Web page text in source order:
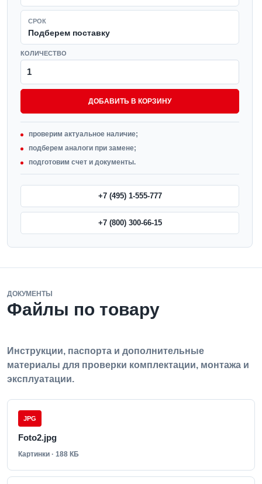
СРОК
Подберем поставку
КОЛИЧЕСТВО
ДОБАВИТЬ В КОРЗИНУ
проверим актуальное наличие;
подберем аналоги при замене;
подготовим счет и документы.
+7 (495) 1-555-777
+7 (800) 300-66-15
ДОКУМЕНТЫ
Файлы по товару
Инструкции, паспорта и дополнительные
материалы для проверки комплектации, монтажа и
эксплуатации.
JPG
Foto2.jpg
Картинки · 188 КБ